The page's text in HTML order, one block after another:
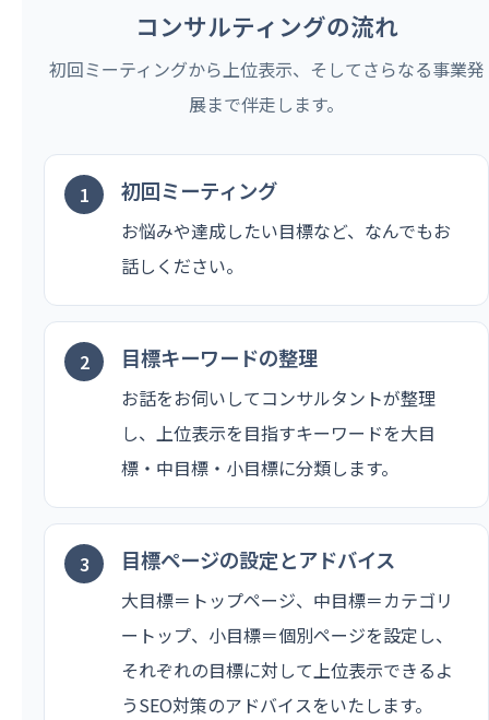
コンサルティングの流れ
初回ミーティングから上位表示、そしてさらなる事業発
展まで伴走します。
初回ミーティング
お悩みや達成したい目標など、なんでもお
話しください。
目標キーワードの整理
お話をお伺いしてコンサルタントが整理
し、上位表示を目指すキーワードを大目
標・中目標・小目標に分類します。
目標ページの設定とアドバイス
大目標＝トップページ、中目標＝カテゴリ
ートップ、小目標＝個別ページを設定し、
それぞれの目標に対して上位表示できるよ
うSEO対策のアドバイスをいたします。